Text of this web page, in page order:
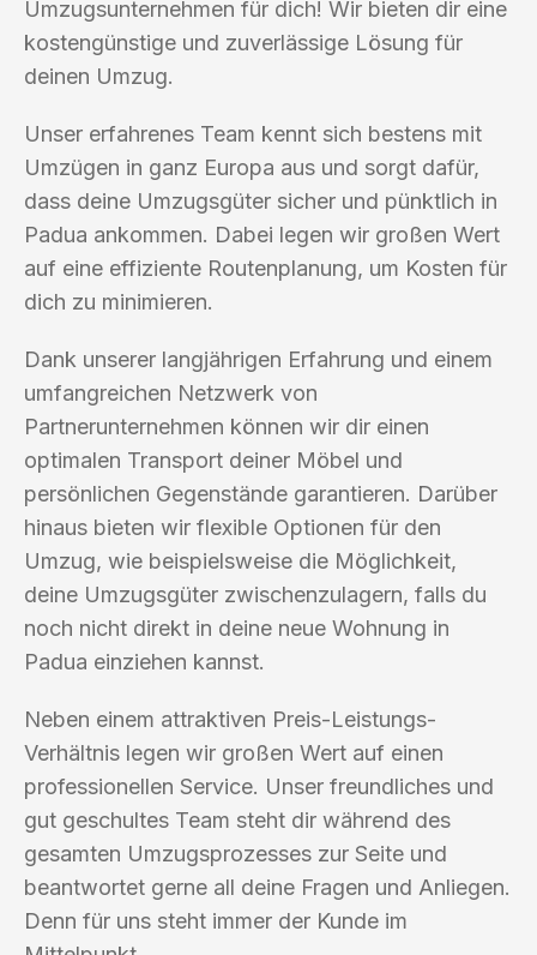
Umzugsunternehmen für dich! Wir bieten dir eine
kostengünstige und zuverlässige Lösung für
deinen Umzug.
Unser erfahrenes Team kennt sich bestens mit
Umzügen in ganz Europa aus und sorgt dafür,
dass deine Umzugsgüter sicher und pünktlich in
Padua ankommen. Dabei legen wir großen Wert
auf eine effiziente Routenplanung, um Kosten für
dich zu minimieren.
Dank unserer langjährigen Erfahrung und einem
umfangreichen Netzwerk von
Partnerunternehmen können wir dir einen
optimalen Transport deiner Möbel und
persönlichen Gegenstände garantieren. Darüber
hinaus bieten wir flexible Optionen für den
Umzug, wie beispielsweise die Möglichkeit,
deine Umzugsgüter zwischenzulagern, falls du
noch nicht direkt in deine neue Wohnung in
Padua einziehen kannst.
Neben einem attraktiven Preis-Leistungs-
Verhältnis legen wir großen Wert auf einen
professionellen Service. Unser freundliches und
gut geschultes Team steht dir während des
gesamten Umzugsprozesses zur Seite und
beantwortet gerne all deine Fragen und Anliegen.
Denn für uns steht immer der Kunde im